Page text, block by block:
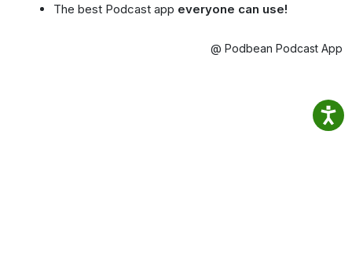
The best Podcast app everyone can use!
@ Podbean Podcast App